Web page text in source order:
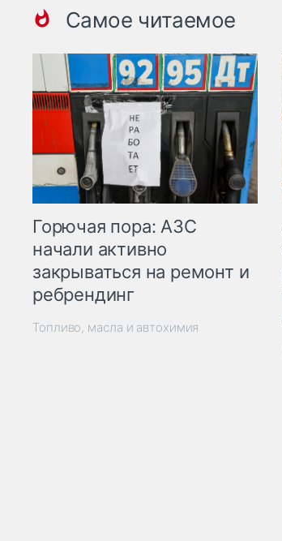
Самое читаемое
Горючая пора: АЗС
начали активно
закрываться на ремонт и
ребрендинг
Топливо, масла и автохимия